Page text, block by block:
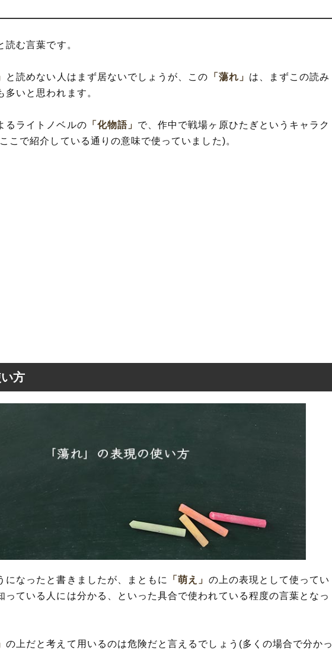
読む言葉です。
と読めない人はまず居ないでしょうが、この 「蕩れ」 は、まずこの読み
いと思われます。
るライトノベルの 「化物語」 で、作中で戦場ヶ原ひたぎというキャラク
こで紹介している通りの意味で使っていました)。
方
になったと書きましたが、まともに 「萌え」 の上の表現として使ってい
っている人には分かる、といった具合で使われている程度の言葉となっ
の上だと考えて用いるのは危険だと言えるでしょう(多くの場合で分かっ